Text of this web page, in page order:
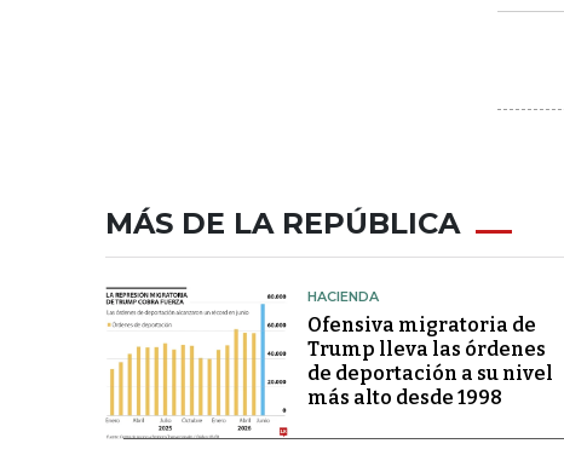
MÁS DE LA REPÚBLICA
HACIENDA
Ofensiva migratoria de
Trump lleva las órdenes
de deportación a su nivel
más alto desde 1998